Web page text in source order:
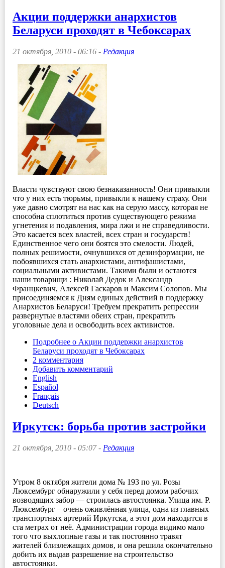
Акции поддержки анархистов
Беларуси проходят в Чебоксарах
21 октября, 2010 - 06:16 - Редакция
Власти чувствуют свою безнаказанность! Они привыкли
что у них есть тюрьмы, привыкли к нашему страху. Они
уже давно смотрят на нас как на серую массу, которая не
способна сплотиться против существующего режима
угнетения и подавления, мира лжи и не справедливости.
Это касается всех властей, всех стран и государств!
Единственное чего они боятся это смелости. Людей,
полных решимости, очнувшихся от дезинформации, не
побоявшихся стать анархистами, антифашистами,
социальными активистами. Такими были и остаются
наши товарищи : Николай Дедок и Александр
Францкевич, Алексей Гаскаров и Максим Солопов. Мы
присоединяемся к Дням единых действий в поддержку
Анархистов Беларуси! Требуем прекратить репрессии
развернутые властями обеих стран, прекратить
уголовные дела и освободить всех активистов.
Подробнее о Акции поддержки анархистов
Беларуси проходят в Чебоксарах
2 комментария
Добавить комментарий
English
Español
Français
Deutsch
Иркутск: борьба против застройки
21 октября, 2010 - 05:07 - Редакция
Утром 8 октября жители дома № 193 по ул. Розы
Люксембург обнаружили у себя перед домом рабочих
возводящих забор — строилась автостоянка. Улица им. Р.
Люксембург – очень оживлённая улица, одна из главных
транспортных артерий Иркутска, а этот дом находится в
ста метрах от неё. Администрации города видимо мало
того что выхлопные газы и так постоянно травят
жителей близлежащих домов, и она решила окончательно
добить их выдав разрешение на строительство
автостоянки.